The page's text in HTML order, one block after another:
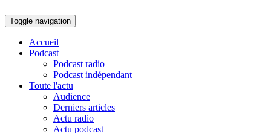
Toggle navigation
Accueil
Podcast
Podcast radio
Podcast indépendant
Toute l'actu
Audience
Derniers articles
Actu radio
Actu podcast